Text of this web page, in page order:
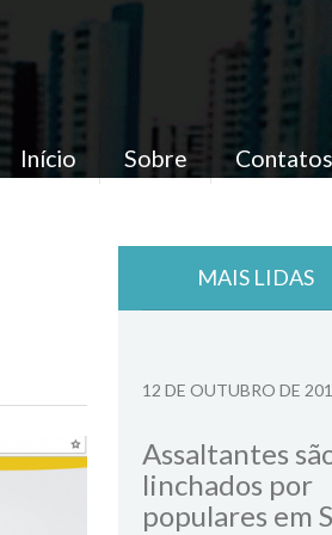
Início Sobre Contatos
MAIS LIDAS
12 DE OUTUBRO DE
Assaltantes
linchados por
populares em